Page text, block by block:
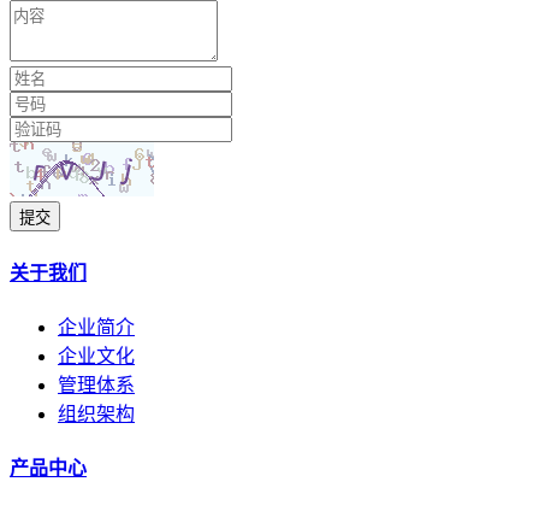
提交
关于我们
企业简介
企业文化
管理体系
组织架构
产品中心